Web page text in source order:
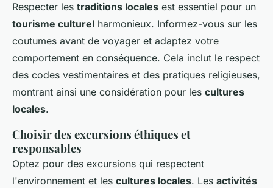
Respecter les traditions locales est essentiel pour un
tourisme culturel harmonieux. Informez-vous sur les
coutumes avant de voyager et adaptez votre
comportement en conséquence. Cela inclut le respect
des codes vestimentaires et des pratiques religieuses,
montrant ainsi une considération pour les cultures
locales.
Choisir des excursions éthiques et
responsables
Optez pour des excursions qui respectent
l'environnement et les cultures locales. Les activités